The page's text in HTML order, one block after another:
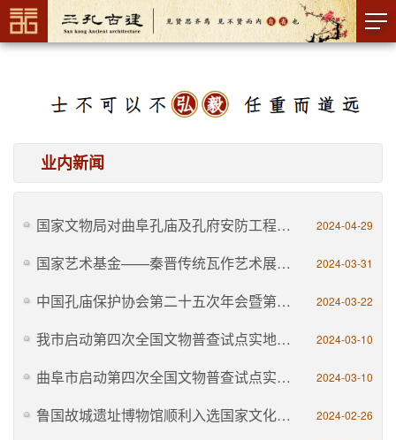
业内新闻
国家文物局对曲阜孔庙及孔府安防工程开展评估检查 2024-04-29
国家艺术基金——秦晋传统瓦作艺术展（曲阜孔庙巡展） 2024-03-31
中国孔庙保护协会第二十五次年会暨第八次会员代表大会在云南建水开幕 2024-03-22
我市启动第四次全国文物普查试点实地调查工作 2024-03-10
曲阜市启动第四次全国文物普查试点实地调查工作 2024-03-10
鲁国故城遗址博物馆顺利入选国家文化保护传承利用工程储备项目（山东）名单 2024-02-26